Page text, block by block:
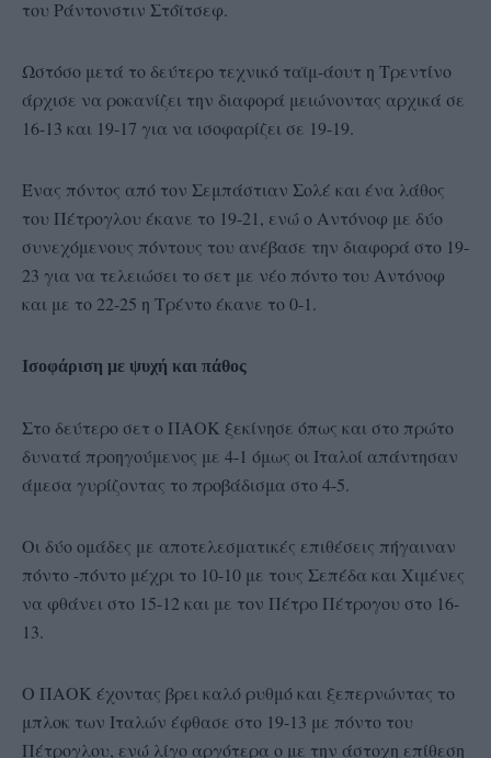
του Ράντονστιν Στόϊτσεφ.
Ωστόσο μετά το δεύτερο τεχνικό ταϊμ-άουτ η Τρεντίνο
άρχισε να ροκανίζει την διαφορά μειώνοντας αρχικά σε
16-13 και 19-17 για να ισοφαρίζει σε 19-19.
Ένας πόντος από τον Σεμπάστιαν Σολέ και ένα λάθος
του Πέτρογλου έκανε το 19-21, ενώ ο Αντόνοφ με δύο
συνεχόμενους πόντους του ανέβασε την διαφορά στο 19-
23 για να τελειώσει το σετ με νέο πόντο του Αντόνοφ
και με το 22-25 η Τρέντο έκανε το 0-1.
Ισοφάριση με ψυχή και πάθος
Στο δεύτερο σετ ο ΠΑΟΚ ξεκίνησε όπως και στο πρώτο
δυνατά προηγούμενος με 4-1 όμως οι Ιταλοί απάντησαν
άμεσα γυρίζοντας το προβάδισμα στο 4-5.
Οι δύο ομάδες με αποτελεσματικές επιθέσεις πήγαιναν
πόντο -πόντο μέχρι το 10-10 με τους Σεπέδα και Χιμένες
να φθάνει στο 15-12 και με τον Πέτρο Πέτρογου στο 16-
13.
Ο ΠΑΟΚ έχοντας βρει καλό ρυθμό και ξεπερνώντας το
μπλοκ των Ιταλών έφθασε στο 19-13 με πόντο του
Πέτρογλου, ενώ λίγο αργότερα ο με την άστοχη επίθεση